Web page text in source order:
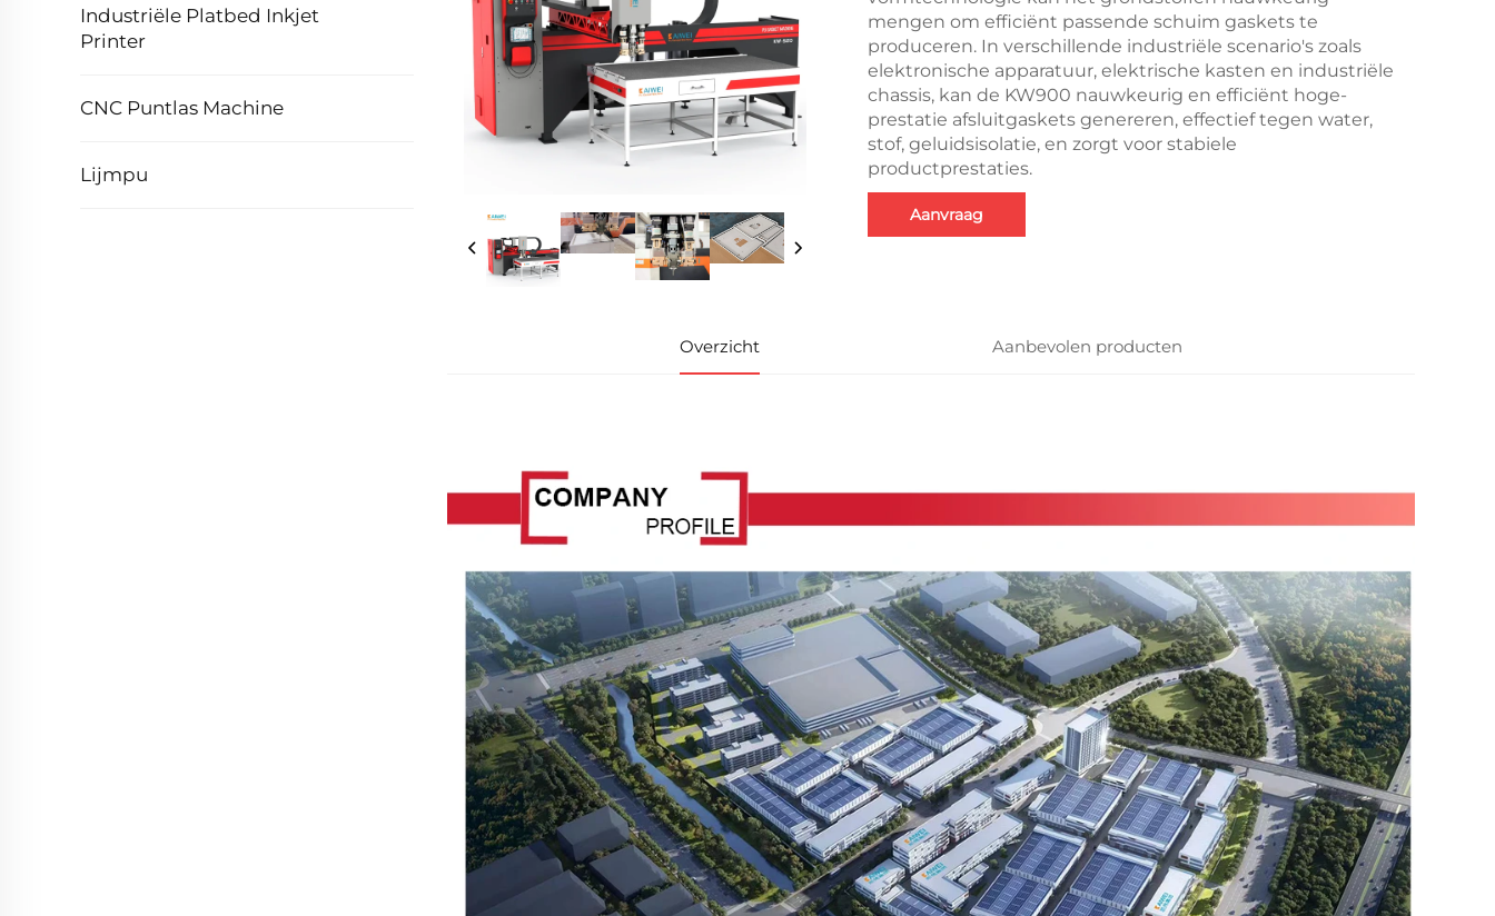
Industriële Platbed Inkjet
Printer
CNC Puntlas Machine
Lijmpu
mengen om efficiënt passende schuim gaskets te
produceren. In verschillende industriële scenario's zoals
elektronische apparatuur, elektrische kasten en industriële
chassis, kan de KW900 nauwkeurig en efficiënt hoge-
prestatie afsluitgaskets genereren, effectief tegen water,
stof, geluidsisolatie, en zorgt voor stabiele
productprestaties.
Aanvraag
Overzicht Aanbevolen producten